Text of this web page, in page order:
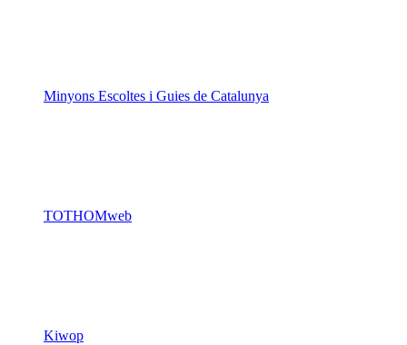
Minyons Escoltes i Guies de Catalunya
TOTHOMweb
Kiwop